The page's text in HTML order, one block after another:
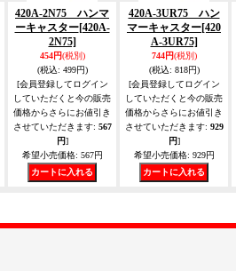
420A-2N75 ハンマ
ーキャスター[420A-
2N75]
454円(税別)
(税込: 499円)
[会員登録してログイン
していただくと今の販売
価格からさらにお値引き
させていただきます: 567
円]
希望小売価格: 567円
420A-3UR75 ハン
マーキャスター[420
A-3UR75]
744円(税別)
(税込: 818円)
[会員登録してログイン
していただくと今の販売
価格からさらにお値引き
させていただきます: 929
円]
希望小売価格: 929円